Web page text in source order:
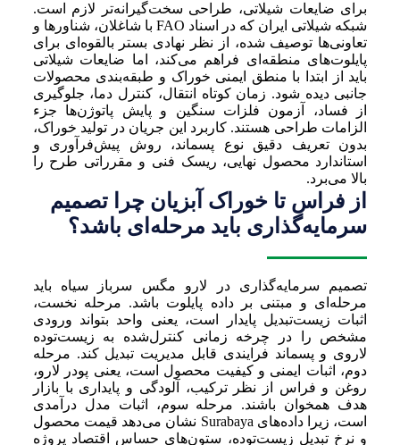
برای ضایعات شیلاتی، طراحی سخت‌گیرانه‌تر لازم است.
شبکه شیلاتی ایران که در اسناد FAO با شاغلان، شناورها و
تعاونی‌ها توصیف شده، از نظر نهادی بستر بالقوه‌ای برای
پایلوت‌های منطقه‌ای فراهم می‌کند، اما ضایعات شیلاتی
باید از ابتدا با منطق ایمنی خوراک و طبقه‌بندی محصولات
جانبی دیده شود. زمان کوتاه انتقال، کنترل دما، جلوگیری
از فساد، آزمون فلزات سنگین و پایش پاتوژن‌ها جزء
الزامات طراحی هستند. کاربرد این جریان در تولید خوراک،
بدون تعریف دقیق نوع پسماند، روش پیش‌فرآوری و
استاندارد محصول نهایی، ریسک فنی و مقرراتی طرح را
بالا می‌برد.
از فراس تا خوراک آبزیان چرا تصمیم
سرمایه‌گذاری باید مرحله‌ای باشد؟
تصمیم سرمایه‌گذاری در لارو مگس سرباز سیاه باید
مرحله‌ای و مبتنی بر داده پایلوت باشد. مرحله نخست،
اثبات زیست‌تبدیل پایدار است، یعنی واحد بتواند ورودی
مشخص را در چرخه زمانی کنترل‌شده به زیست‌توده
لاروی و پسماند فرایندی قابل مدیریت تبدیل کند. مرحله
دوم، اثبات ایمنی و کیفیت محصول است، یعنی پودر لارو،
روغن و فراس از نظر ترکیب، آلودگی و پایداری با بازار
هدف همخوان باشند. مرحله سوم، اثبات مدل درآمدی
است، زیرا داده‌های Surabaya نشان می‌دهد قیمت محصول
و نرخ تبدیل زیست‌توده، ستون‌های حساس اقتصاد پروژه